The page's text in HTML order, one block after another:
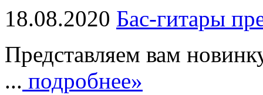
18.08.2020 Бас-гитары
Представляем вам
... подробнее»